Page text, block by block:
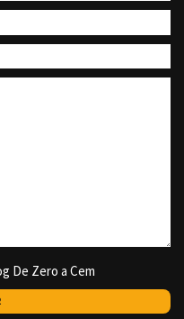
De Zero a Cem